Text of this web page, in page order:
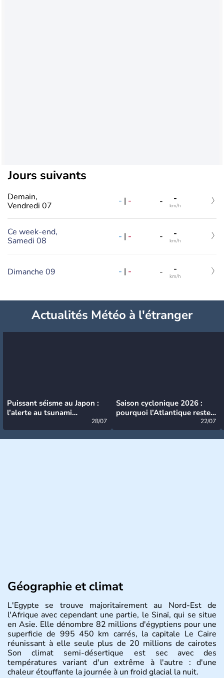
jours suivants
Demain,
Vendredi 07
- | - - -
km/h
Ce week-end,
Samedi 08
- | - - -
km/h
Dimanche 09 - | - - -
km/h
Actualités Météo à l'étranger
Puissant séisme au Japon :
l’alerte au tsunami
28/07
Saison cyclonique 2026 :
pourquoi l’Atlantique reste
22/07
Géographie et climat
L'Egypte se trouve majoritairement au Nord-Est de
l'Afrique avec cependant une partie, le Sinaï, qui se situe
en Asie. Elle dénombre 82 millions d'égyptiens pour une
superficie de 995 450 km carrés, la capitale Le Caire
réunissant à elle seule plus de 20 millions de cairotes
Son climat semi-désertique est sec avec des
températures variant d'un extrême à l'autre : d'une
chaleur étouffante la journée à un froid glacial la nuit.